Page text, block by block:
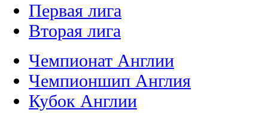
Первая лига
Вторая лига
Чемпионат Англии
Чемпионшип Англия
Кубок Англии